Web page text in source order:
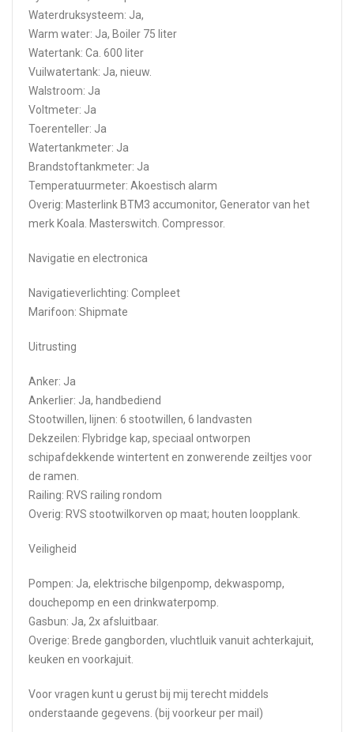
Waterdruksysteem: Ja,
Warm water: Ja, Boiler 75 liter
Watertank: Ca. 600 liter
Vuilwatertank: Ja, nieuw.
Walstroom: Ja
Voltmeter: Ja
Toerenteller: Ja
Watertankmeter: Ja
Brandstoftankmeter: Ja
Temperatuurmeter: Akoestisch alarm
Overig: Masterlink BTM3 accumonitor, Generator van het
merk Koala. Masterswitch. Compressor.
Navigatie en electronica
Navigatieverlichting: Compleet
Marifoon: Shipmate
Uitrusting
Anker: Ja
Ankerlier: Ja, handbediend
Stootwillen, lijnen: 6 stootwillen, 6 landvasten
Dekzeilen: Flybridge kap, speciaal ontworpen
schipafdekkende wintertent en zonwerende zeiltjes voor
de ramen.
Railing: RVS railing rondom
Overig: RVS stootwilkorven op maat; houten loopplank.
Veiligheid
Pompen: Ja, elektrische bilgenpomp, dekwaspomp,
douchepomp en een drinkwaterpomp.
Gasbun: Ja, 2x afsluitbaar.
Overige: Brede gangborden, vluchtluik vanuit achterkajuit,
keuken en voorkajuit.
Voor vragen kunt u gerust bij mij terecht middels
onderstaande gegevens. (bij voorkeur per mail)